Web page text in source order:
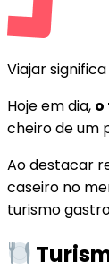
Viajar
Hoje em dia, o
cheiro de um
Ao destacar
caseiro no
turismo